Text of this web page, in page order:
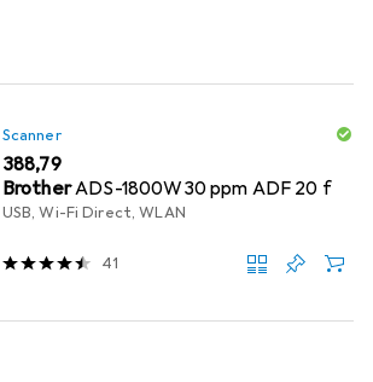
Scanner
EUR
388,79
BrotherADS-1800W30 ppm ADF 20 f
USB, Wi-Fi Direct, WLAN
41